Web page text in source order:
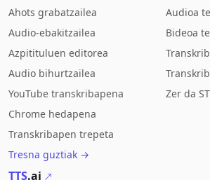
Ahots grabatzailea
Audio-ebakitzailea
Azpitituluen editorea
Audio bihurtzailea
YouTube transkribapena
Chrome hedapena
Transkribapen trepeta
Tresna guztiak →
TTS.ai
Audioa
Bideoa
Zer da